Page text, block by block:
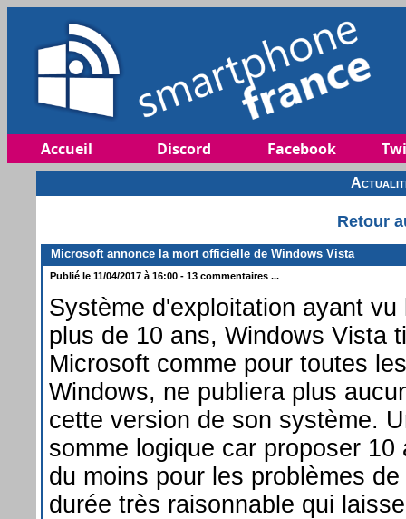
Accueil Discord Facebook
Retour
Microsoft annonce la mort officielle de Windows Vista
Publié le 11/04/2017 à 16:00 - 13 commentaires ...
Système d'exploitation ayant
plus de 10 ans, Windows Vista
Microsoft comme pour toutes
Windows, ne publiera plus
cette version de son système.
somme logique car proposer
du moins pour les problèmes
durée très raisonnable qui